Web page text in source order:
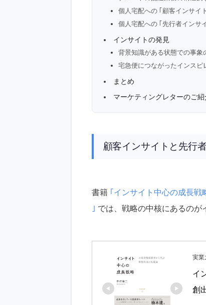
個人宅配への ｢顧客インサイ
個人宅配への ｢先行者インサ
インサイトの発見
背景知識がある状態での事象
宅急便につながったインスピ
まとめ
マーケティングレターのご紹
顧客インサイトと先行
書籍 ｢インサイト中心の成長
｣ では、戦略の中核にあるのが
実業
イ
創